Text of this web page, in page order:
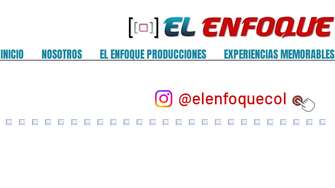
INICIO NOSOTROS EL ENFOQUE PRODUCCIONES EXPERIENCIAS MEMORABLES
@elenfoquecol